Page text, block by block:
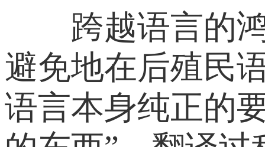
跨越语言的鸿
避免地在后殖民
语言本身纯正的